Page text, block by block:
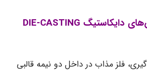
فصل دوم: پرس‌های دایکاستیگ DIE-CASTING
فلز مذاب در داخل دو نیمه قالبی